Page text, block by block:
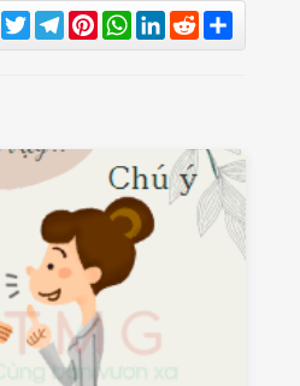
Messenger
TwitterTelegram
Pinterest
WhatsApp
LinkedIn
Reddit